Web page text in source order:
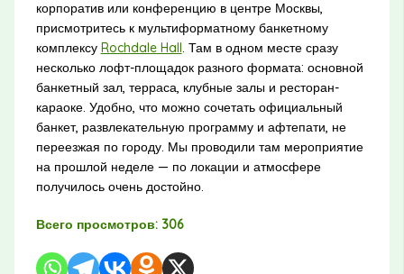
корпоратив или конференцию в центре Москвы,
присмотритесь к мультиформатному банкетному
комплексу Rochdale Hall. Там в одном месте сразу
несколько лофт-площадок разного формата: основной
банкетный зал, терраса, клубные залы и ресторан-
караоке. Удобно, что можно сочетать официальный
банкет, развлекательную программу и афтепати, не
переезжая по городу. Мы проводили там мероприятие
на прошлой неделе — по локации и атмосфере
получилось очень достойно.
Всего просмотров: 306